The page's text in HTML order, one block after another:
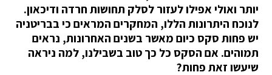
יותר ואולי אפילו לעזור לסלק תחושות חרדה ודיכאון.
לנוכח היתרונות הללו, המחקרים המראים כי בבריטניה
יש פחות סקס כיום מאשר בשנים האחרונות, נראים
תמוהים. אם הסקס כל כך טוב בשבילנו, למה ניראה
שיעשו זאת פחות?